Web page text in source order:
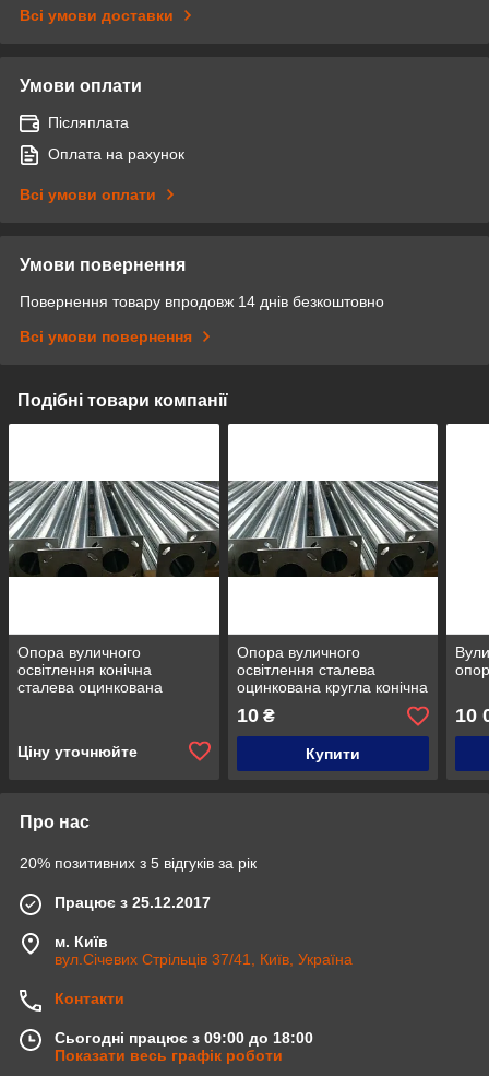
Всі умови доставки
Умови оплати
Післяплата
Оплата на рахунок
Всі умови оплати
Умови повернення
Повернення товару впродовж 14 днів безкоштовно
Всі умови повернення
Подібні товари компанії
Опора вуличного
освітлення конічна
сталева оцинкована
Ціну уточнюйте
Опора вуличного
освітлення сталева
оцинкована кругла конічна
4 м/3 мм
10₴
Купити
10
Про нас
20% позитивних з 5 відгуків за рік
Працює з 25.12.2017
м. Київ
вул.Січевих Стрільців 37/41, Київ, Україна
Контакти
Сьогодні працює з 09:00 до 18:00
Показати весь графік роботи